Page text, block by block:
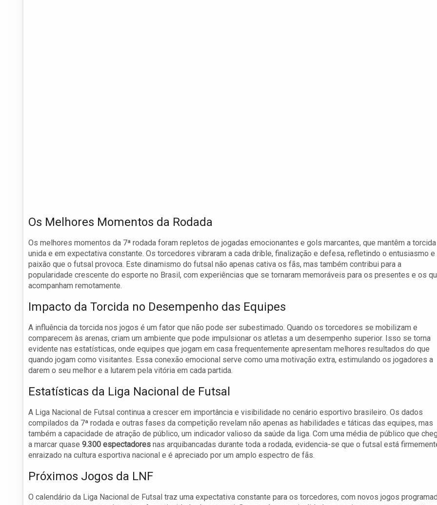
Os Melhores Momentos da Rodada
Os melhores momentos da 7ª rodada foram repletos de jogadas emocionantes e gols marcantes, que mantêm a torcida
unida e em expectativa constante. Os torcedores vibraram a cada drible, finalização e defesa, refletindo o entusiasmo e
paixão que o futsal provoca. Este dinamismo do futsal não apenas cativa os fãs, mas também contribui para a
popularidade crescente do esporte no Brasil, com experiências que se tornaram memoráveis para os presentes e os
acompanham remotamente.
Impacto da Torcida no Desempenho das Equipes
A influência da torcida nos jogos é um fator que não pode ser subestimado. Quando os torcedores se mobilizam e
comparecem às arenas, criam um ambiente que pode impulsionar os atletas a um desempenho superior. Isso se torna
evidente nas estatísticas, onde equipes que jogam em casa frequentemente apresentam melhores resultados do que
quando jogam como visitantes. Essa conexão emocional serve como uma motivação extra, estimulando os jogadores a
darem o seu melhor e a lutarem pela vitória em cada partida.
Estatísticas da Liga Nacional de Futsal
A Liga Nacional de Futsal continua a crescer em importância e visibilidade no cenário esportivo brasileiro. Os dados
compilados da 7ª rodada e outras fases da competição revelam não apenas as habilidades e táticas das equipes, mas
também a capacidade de atração de público, um indicador valioso da saúde da liga. Com uma média de público que
a marcar quase 9.300 espectadores nas arquibancadas durante toda a rodada, evidencia-se que o futsal está
enraizado na cultura esportiva nacional e é apreciado por um amplo espectro de fãs.
Próximos Jogos da LNF
O calendário da Liga Nacional de Futsal traz uma expectativa constante para os torcedores, com novos jogos